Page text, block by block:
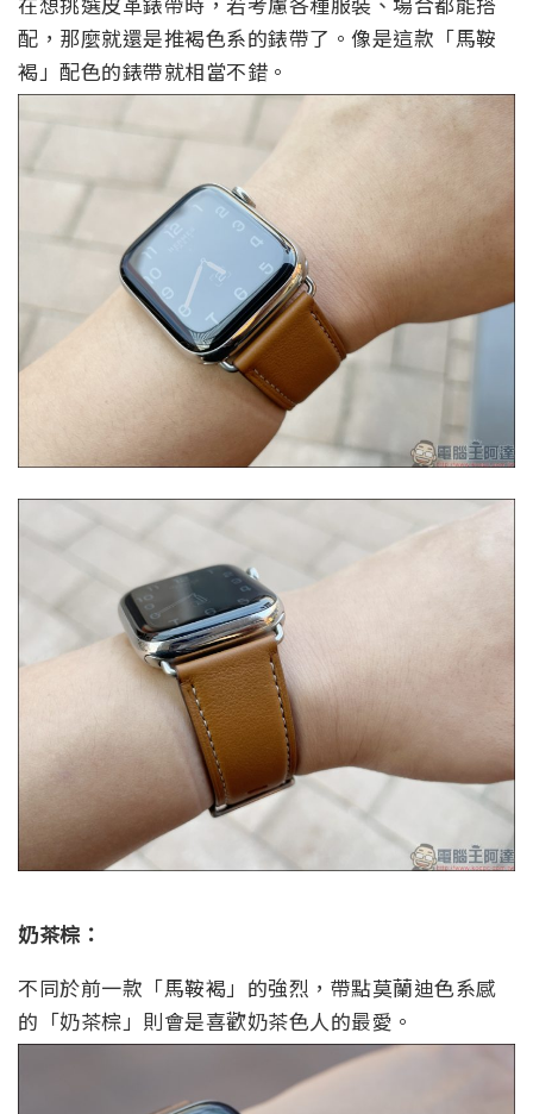
配，那麼就還是推褐色系的錶帶了。像是這款「馬鞍
褐」配色的錶帶就相當不錯。
奶茶棕：
不同於前一款「馬鞍褐」的強烈，帶點莫蘭迪色系感
的「奶茶棕」則會是喜歡奶茶色人的最愛。